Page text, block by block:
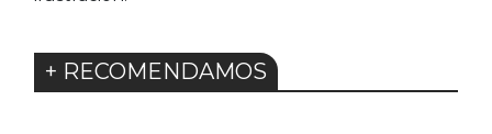
+ RECOMENDAMOS